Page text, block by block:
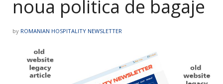
noua politica de bagaje
by ROMANIAN HOSPITALITY NEWSLETTER